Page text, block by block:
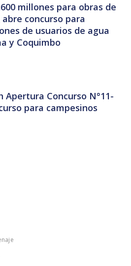
millones para obras de
abre concurso para
de usuarios de agua
y Coquimbo
Apertura Concurso N°11-
para campesinos